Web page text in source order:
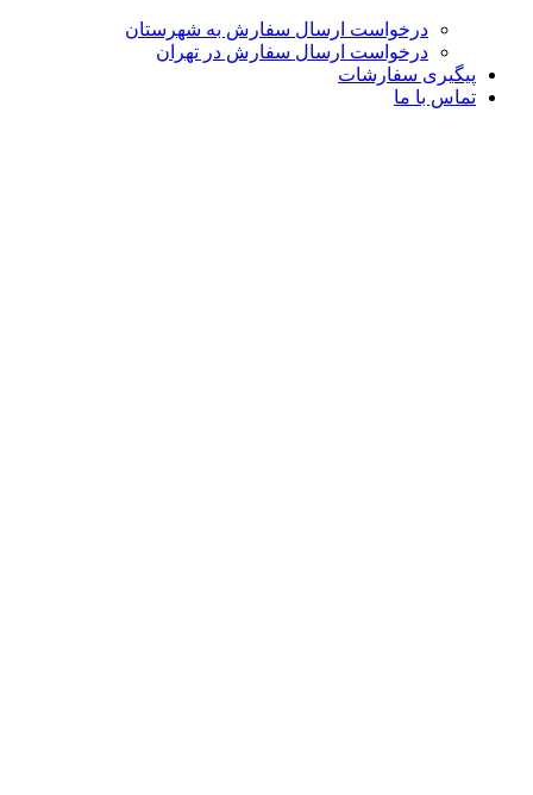
درخواست ارسال سفارش به شهرستان
درخواست ارسال سفارش در تهران
پیگیری سفارشات
تماس با ما